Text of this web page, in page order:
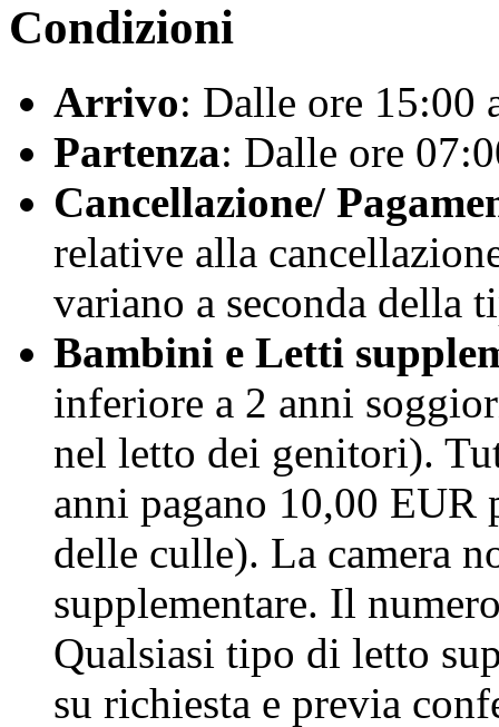
Condizioni
Arrivo: Dalle ore 15:00
Partenza: Dalle ore
Cancellazione/
relative alla
variano a seconda della
Bambini e Letti
inferiore a 2 anni
nel letto dei genitori).
anni pagano 10,00 EUR
delle culle). La camera
supplementare. Il
Qualsiasi tipo di letto
su richiesta e previa